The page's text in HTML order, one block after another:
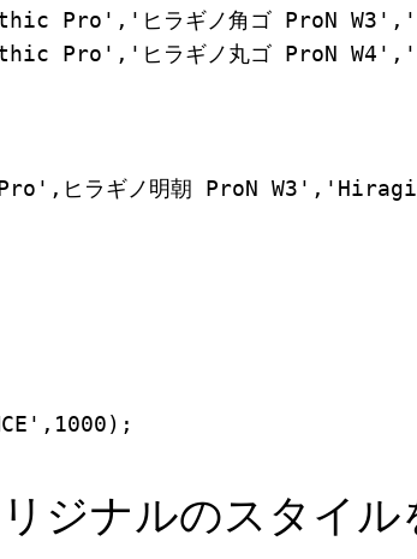
Pro','ヒラギノ角ゴ ProN
Pro','ヒラギノ丸ゴ ProN
ヒラギノ明朝 ProN
ジナルのスタイル